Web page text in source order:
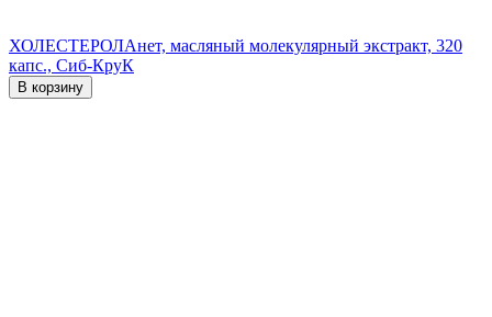
ХОЛЕСТЕРОЛАнет, масляный молекулярный экстракт, 320
капс., Сиб-КруК
В корзину